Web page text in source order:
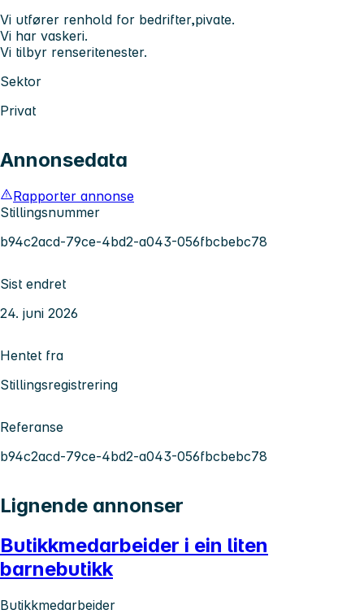
Vi utfører renhold for bedrifter,pivate.
Vi har vaskeri.
Vi tilbyr renseritenester.
Sektor
Privat
Annonsedata
Rapporter annonse
Stillingsnummer
b94c2acd-79ce-4bd2-a043-056fbcbebc78
Sist endret
24. juni 2026
Hentet fra
Stillingsregistrering
Referanse
b94c2acd-79ce-4bd2-a043-056fbcbebc78
Lignende annonser
Butikkmedarbeider i ein liten
barnebutikk
Butikkmedarbeider